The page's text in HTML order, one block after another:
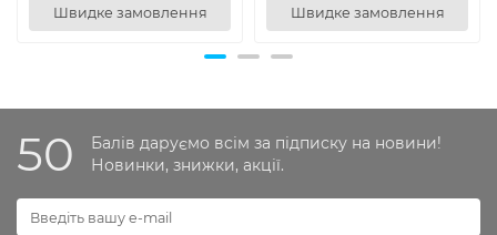
Швидке замовлення Швидке замовлення
50
Балів даруємо всім за підписку на новини!
Новинки, знижки, акції.